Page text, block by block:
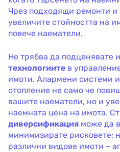
Чрез подходящи ремонти
увеличите стойността на
повече наематели.
Не трябва да подценявате
технологиите в
имоти. Алармени системи
отопление не само че
вашите наематели, но и
наемната цена на имота.
диверсификация може да
минимизирате рисковете;
различни видове имоти –